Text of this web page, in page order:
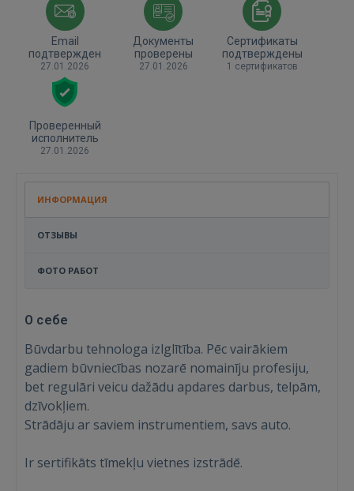
Email
подтвержден
27.01.2026
Документы
проверены
27.01.2026
Сертификаты
подтверждены
1 сертификатов
Проверенный
исполнитель
27.01.2026
ИНФОРМАЦИЯ
ОТЗЫВЫ
ФОТО РАБОТ
О себе
Būvdarbu tehnologa izlglītība. Pēc vairākiem
gadiem būvniecības nozarē nomainīju profesiju,
bet regulāri veicu dažādu apdares darbus, telpām,
dzīvokļiem.
Strādāju ar saviem instrumentiem, savs auto.
Ir sertifikāts tīmekļu vietnes izstrādē.